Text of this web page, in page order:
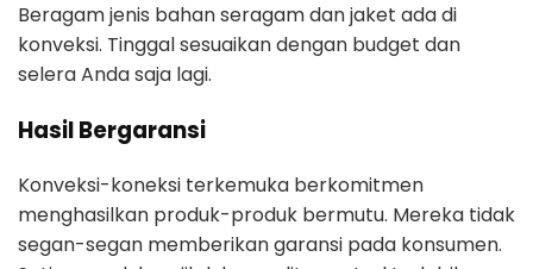
Beragam jenis bahan seragam dan jaket ada di
konveksi. Tinggal sesuaikan dengan budget dan
selera Anda saja lagi.
Hasil Bergaransi
Konveksi-koneksi terkemuka berkomitmen
menghasilkan produk-produk bermutu. Mereka tidak
segan-segan memberikan garansi pada konsumen.